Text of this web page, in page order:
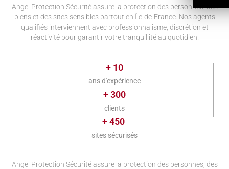
Angel Protection Sécurité assure la protection des personnes, des
biens et des sites sensibles partout en Île-de-France. Nos agents
qualifiés interviennent avec professionnalisme, discrétion et
réactivité pour garantir votre tranquillité au quotidien.
ans d'expérience
+ 10
clients
+ 300
sites sécurisés
+ 450
Angel Protection Sécurité assure la protection des personnes, des